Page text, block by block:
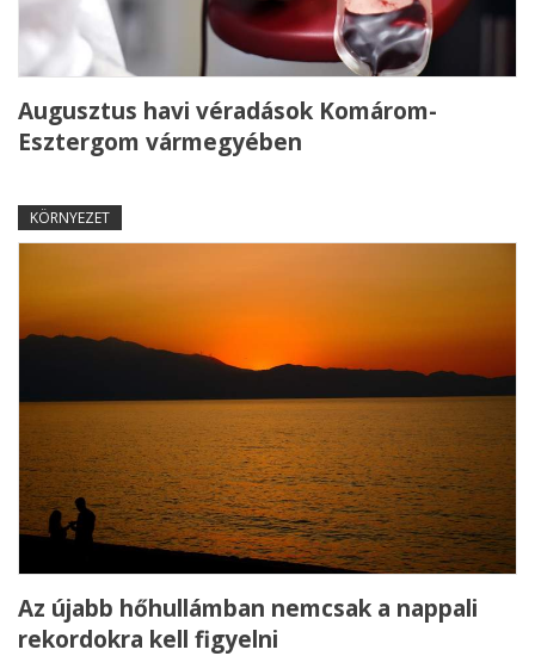
Augusztus havi véradások Komárom-
Esztergom vármegyében
KÖRNYEZET
Az újabb hőhullámban nemcsak a nappali
rekordokra kell figyelni